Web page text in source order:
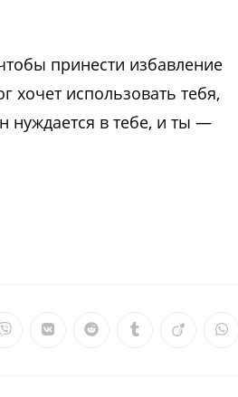
принести избавление
хочет использовать тебя,
нуждается в тебе, и ты —
Открывается
Открывается
Открывается
Открывается